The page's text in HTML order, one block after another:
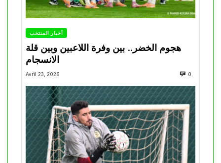
أخبار المنتخب
هجوم الخضر.. بين وفرة اللاعبين وبين قلة
الانسجام
Avril 23, 2026 0